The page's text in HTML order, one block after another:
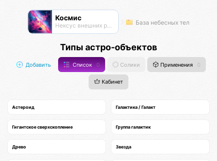
Космис
Нексус внешних рубежей База небесных тел
Типы астро-объектов
Добавить Список 0 Солики Применения 0
Кабинет
Астероид Галактика / Галакт
Гигантское сверхскопление Группа галактик
Древо Звезда